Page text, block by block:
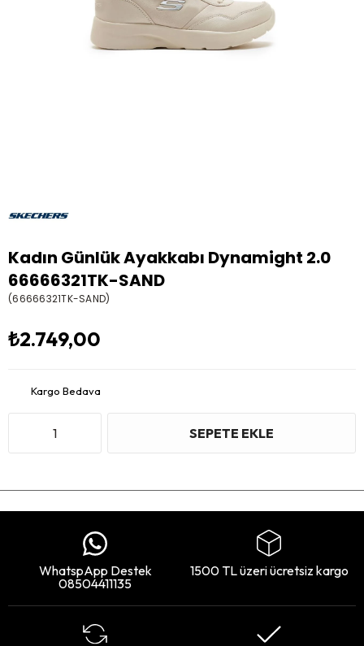
Kadın Günlük Ayakkabı Dynamight 2.0
66666321TK-SAND
(66666321TK-SAND)
₺2.749,00
Kargo Bedava
WhatspApp Destek
08504411135
1500 TL üzeri ücretsiz kargo